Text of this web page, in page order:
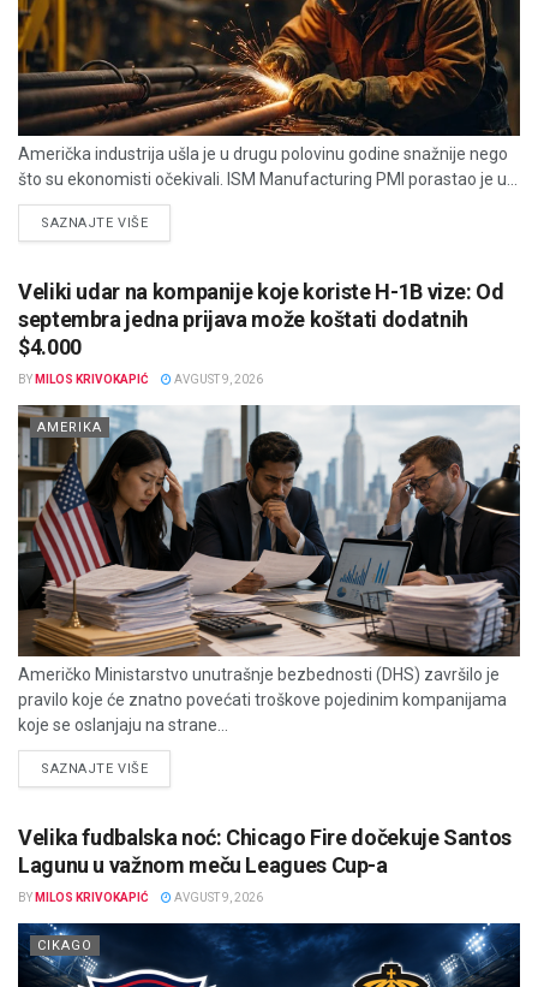
Američka industrija ušla je u drugu polovinu godine snažnije nego
što su ekonomisti očekivali. ISM Manufacturing PMI porastao je u...
SAZNAJTE VIŠEDETAILS
Veliki udar na kompanije koje koriste H-1B vize: Od
septembra jedna prijava može koštati dodatnih
$4.000
BY MILOS KRIVOKAPIĆ AVGUST 9, 2026
AMERIKA
Američko Ministarstvo unutrašnje bezbednosti (DHS) završilo je
pravilo koje će znatno povećati troškove pojedinim kompanijama
koje se oslanjaju na strane...
SAZNAJTE VIŠEDETAILS
Velika fudbalska noć: Chicago Fire dočekuje Santos
Lagunu u važnom meču Leagues Cup-a
BY MILOS KRIVOKAPIĆ AVGUST 9, 2026
CIKAGO